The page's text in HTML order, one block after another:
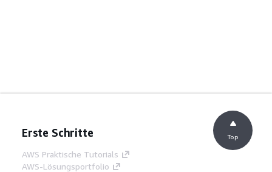
Erste Schritte
AWS Praktische Tutorials
AWS-Lösungsportfolio
Top